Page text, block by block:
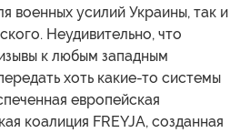
военных усилий Украины, так и
Неудивительно, что
к любым западным
хоть какие-то системы
европейская
коалиция FREYJA, созданная